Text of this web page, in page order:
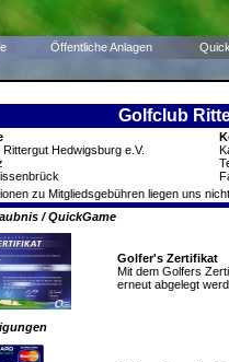
Öffentliche Anlagen
Golfclub
Hedwigsburg e.V.
zu Mitgliedsgebühren liegen uns
/ QuickGame
Golfer's Zertifikat
Mit dem Golfers
erneut abgelegt